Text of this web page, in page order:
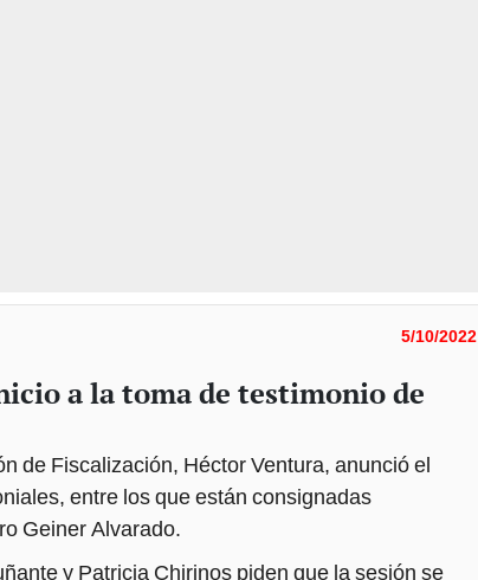
5/10/2022
a la toma de testimonio de
de Fiscalización, Héctor Ventura, anunció el
entre los que están consignadas
Geiner Alvarado.
y Patricia Chirinos piden que la sesión se